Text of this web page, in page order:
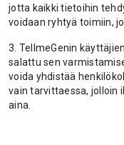
jotta kaikki tietoihin
voidaan ryhtyä toimiin,
3. TellmeGenin
salattu sen
voida yhdistää
vain tarvittaessa, jolloin
aina.